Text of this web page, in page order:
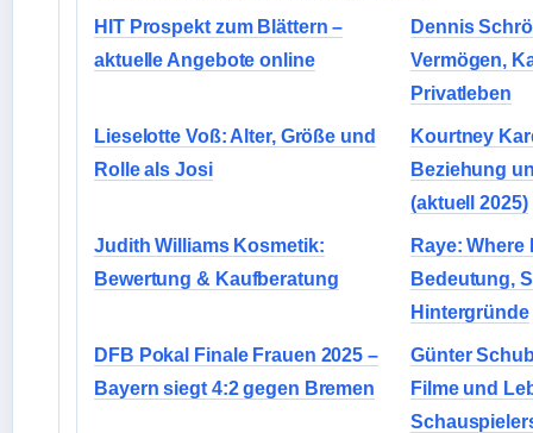
HIT Prospekt zum Blättern –
aktuelle Angebote online
Dennis
Vermögen,
Privatleben
Lieselotte Voß: Alter, Größe und
Rolle als Josi
Kourtney
Beziehung
(aktuell 2025)
Judith Williams Kosmetik:
Bewertung & Kaufberatung
Raye: Where
Bedeutung,
Hintergründe
DFB Pokal Finale Frauen 2025 –
Bayern siegt 4:2 gegen Bremen
Günter
Filme und